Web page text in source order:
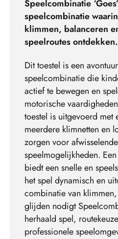
Speelcombinatie
speelcombinatie
klimmen, balanceren
speelroutes ontdekken.
Dit toestel is een
speelcombinatie die
actief te bewegen en
motorische
toestel is uitgevoerd met
meerdere klimnetten en
zorgen voor
speelmogelijkheden.
biedt een snelle en
het spel dynamisch en
combinatie van
glijden nodigt
herhaald spel,
professionele